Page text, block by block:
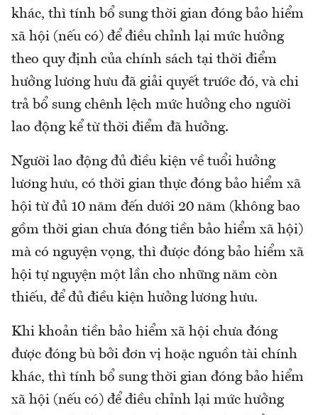
khác, thì tính bổ sung thời gian đóng bảo hiểm
xã hội (nếu có) để điều chỉnh lại mức hưởng
theo quy định của chính sách tại thời điểm
hưởng lương hưu đã giải quyết trước đó, và chi
trả bổ sung chênh lệch mức hưởng cho người
lao động kể từ thời điểm đã hưởng.
Người lao động đủ điều kiện về tuổi hưởng
lương hưu, có thời gian thực đóng bảo hiểm xã
hội từ đủ 10 năm đến dưới 20 năm (không bao
gồm thời gian chưa đóng tiền bảo hiểm xã hội)
mà có nguyện vọng, thì được đóng bảo hiểm xã
hội tự nguyện một lần cho những năm còn
thiếu, để đủ điều kiện hưởng lương hưu.
Khi khoản tiền bảo hiểm xã hội chưa đóng
được đóng bù bởi đơn vị hoặc nguồn tài chính
khác, thì tính bổ sung thời gian đóng bảo hiểm
xã hội (nếu có) để điều chỉnh lại mức hưởng